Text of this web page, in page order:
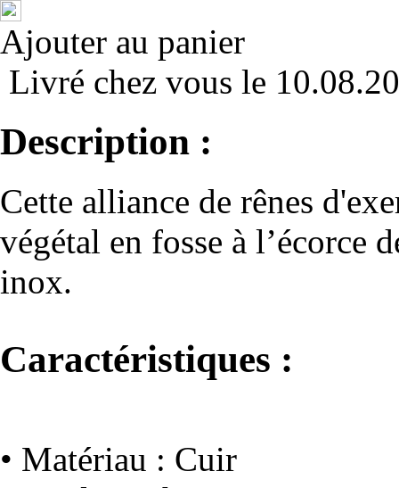
Ajouter au panier
Livré chez vous le
Description :
Cette alliance de rênes
végétal en fosse à l’écorce
inox.
Caractéristiques :
• Matériau : Cuir